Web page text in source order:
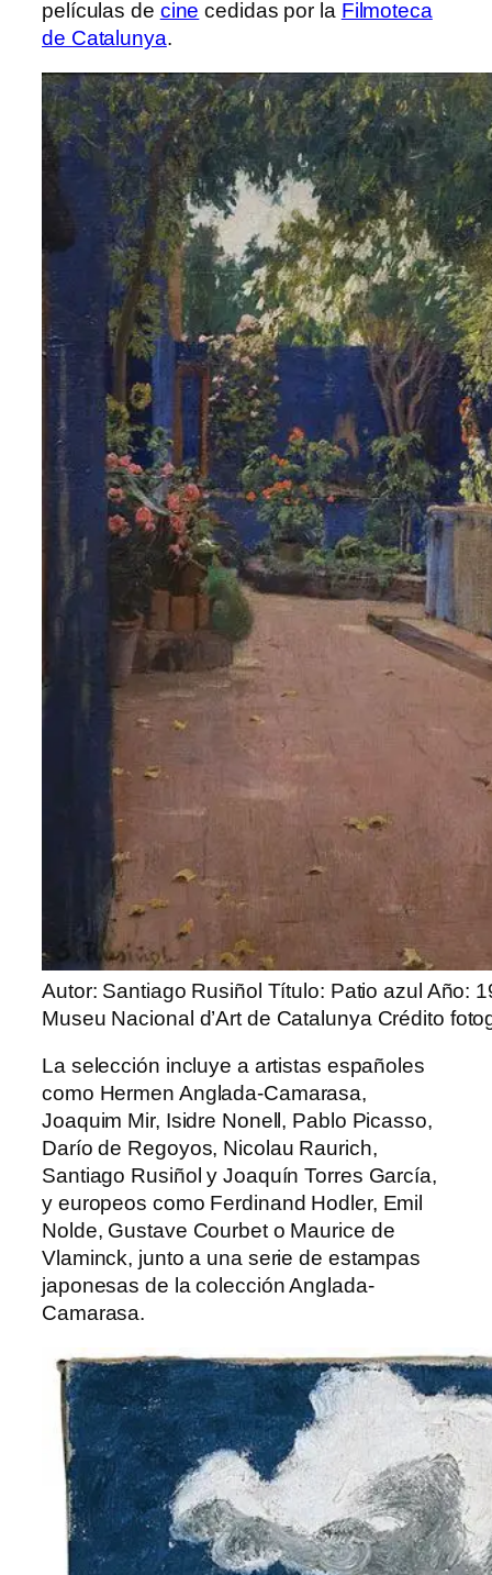
películas de cine cedidas por la Filmoteca
de Catalunya.
Autor: Santiago Rusiñol Título: Patio azul Año:
Museu Nacional d’Art de Catalunya Crédito
La selección incluye a artistas españoles
como Hermen Anglada-Camarasa,
Joaquim Mir, Isidre Nonell, Pablo Picasso,
Darío de Regoyos, Nicolau Raurich,
Santiago Rusiñol y Joaquín Torres García,
y europeos como Ferdinand Hodler, Emil
Nolde, Gustave Courbet o Maurice de
Vlaminck, junto a una serie de estampas
japonesas de la colección Anglada-
Camarasa.